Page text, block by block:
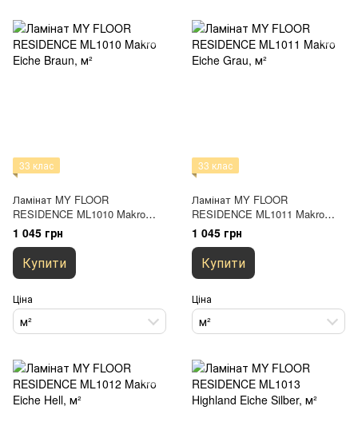
33 клас
Ламінат MY FLOOR
RESIDENCE ML1010 Makro
Eiche Braun
1 045 грн
Купити
Ціна
м²
33 клас
Ламінат MY FLOOR
RESIDENCE ML1011 Makro
Eiche Grau
1 045 грн
Купити
Ціна
м²